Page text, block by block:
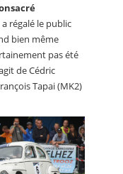
régalé le public
bien même
pas été
de Cédric
Tapai (MK2)